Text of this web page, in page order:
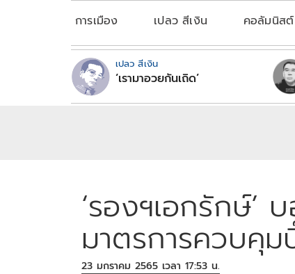
การเมือง เปลว สีเงิน คอลัมนิสต์
เปลว สีเงิน
‘เรามาอวยกันเถิด’
‘รองฯเอกรักษ์’
มาตรการควบคุม
23 มกราคม 2565 เวลา 17:53 น.